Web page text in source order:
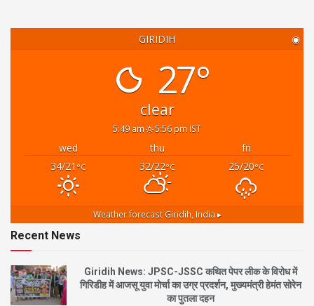
GIRIDIH ◉
27°
clear
5:49 am 5:56 pm IST
wed thu
fri
34/21 °C 32/22°C 25/20°C
Weather forecast Giridih, India ▸
Recent News
Giridih News: JPSC-JSSC कथित पेपर लीक के विरोध में
गिरिडीह में आजसू युवा मोर्चा का उग्र प्रदर्शन, मुख्यमंत्री हेमंत सोरेन
का पुतला दहन